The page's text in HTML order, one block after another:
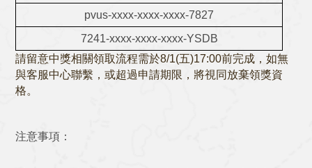
pvus-xxxx-xxxx-xxxx-7827
7241-xxxx-xxxx-xxxx-YSDB
請留意中獎相關領取流程需於8/1(五)17:00前完成，如無
與客服中心聯繫，或超過申請期限，將視同放棄領獎資
格。
注意事項：